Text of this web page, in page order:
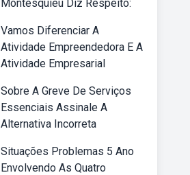
Montesquieu Diz Respeito:
Vamos Diferenciar A
Atividade Empreendedora E A
Atividade Empresarial
Sobre A Greve De Serviços
Essenciais Assinale A
Alternativa Incorreta
Situações Problemas 5 Ano
Envolvendo As Quatro